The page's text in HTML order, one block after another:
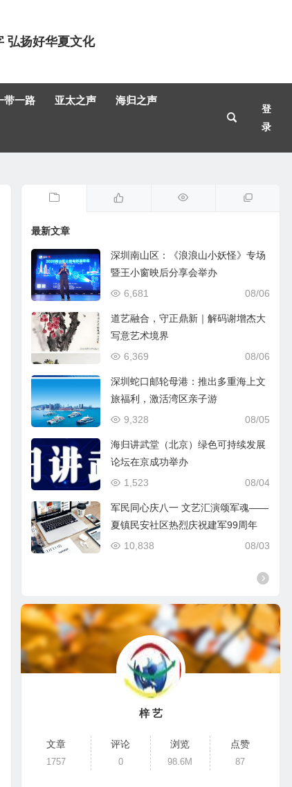
弘扬好华夏文化
带一路 亚太之声 海归之声
登
录
最新文章
深圳南山区：《浪浪山小妖怪》专场
暨王小窗映后分享会举办
08/06
6,681
道艺融合，守正鼎新｜解码谢增杰大
写意艺术境界
08/06
6,369
深圳蛇口邮轮母港：推出多重海上文
旅福利，激活湾区亲子游
08/05
9,328
海归讲武堂（北京）绿色可持续发展
论坛在京成功举办
08/04
1,523
军民同心庆八一 文艺汇演颂军魂——
夏镇民安社区热烈庆祝建军99周年
08/03
10,838
梓 艺
文章
1757
评论
0
浏览
98.6M
点赞
87